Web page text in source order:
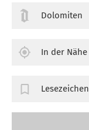
Dolomiten
In der Nähe
Lesezeichen